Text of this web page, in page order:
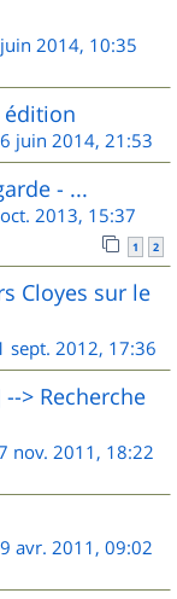
2014, 10:35
édition
juin 2014, 21:53
- ...
2013, 15:37
1 2
Cloyes sur le
sept. 2012, 17:36
> Recherche
nov. 2011, 18:22
avr. 2011, 09:02